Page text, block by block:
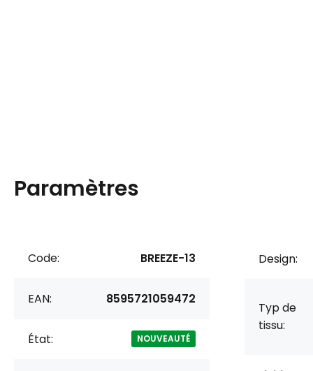
Paramètres
Code: BREEZE-13
EAN: 8595721059472
État: NOUVEAUTÉ
Design:
Typ de
tissu: